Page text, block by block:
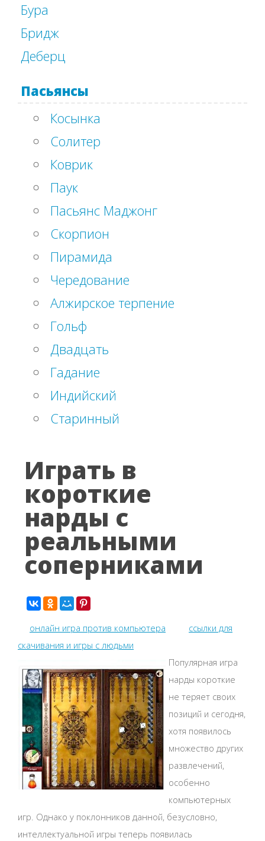
Бура
Бридж
Деберц
Пасьянсы
Косынка
Солитер
Коврик
Паук
Пасьянс Маджонг
Скорпион
Пирамида
Чередование
Алжирское терпение
Гольф
Двадцать
Гадание
Индийский
Старинный
Играть в
короткие
нарды с
реальными
соперниками
онлайн игра против компьютера
ссылки для
скачивания и игры с людьми
Популярная игра
нарды короткие
не теряет своих
позиций и сегодня,
хотя появилось
множество других
развлечений,
особенно
компьютерных
игр. Однако у поклонников данной, безусловно,
интеллектуальной игры теперь появилась